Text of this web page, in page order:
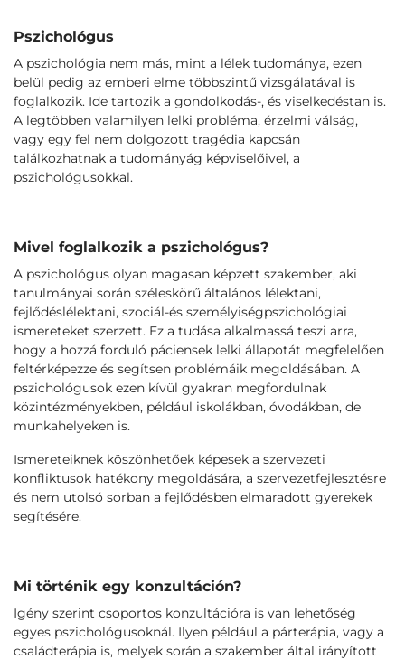
Pszichológus
A pszichológia nem más, mint a lélek tudománya, ezen
belül pedig az emberi elme többszintű vizsgálatával is
foglalkozik. Ide tartozik a gondolkodás-, és viselkedéstan is.
A legtöbben valamilyen lelki probléma, érzelmi válság,
vagy egy fel nem dolgozott tragédia kapcsán
találkozhatnak a tudományág képviselőivel, a
pszichológusokkal.
Mivel foglalkozik a pszichológus?
A pszichológus olyan magasan képzett szakember, aki
tanulmányai során széleskörű általános lélektani,
fejlődéslélektani, szociál-és személyiségpszichológiai
ismereteket szerzett. Ez a tudása alkalmassá teszi arra,
hogy a hozzá forduló páciensek lelki állapotát megfelelően
feltérképezze és segítsen problémáik megoldásában. A
pszichológusok ezen kívül gyakran megfordulnak
közintézményekben, például iskolákban, óvodákban, de
munkahelyeken is.
Ismereteiknek köszönhetőek képesek a szervezeti
konfliktusok hatékony megoldására, a szervezetfejlesztésre
és nem utolsó sorban a fejlődésben elmaradott gyerekek
segítésére.
Mi történik egy konzultáción?
Igény szerint csoportos konzultációra is van lehetőség
egyes pszichológusoknál. Ilyen például a párterápia, vagy a
családterápia is, melyek során a szakember által irányított